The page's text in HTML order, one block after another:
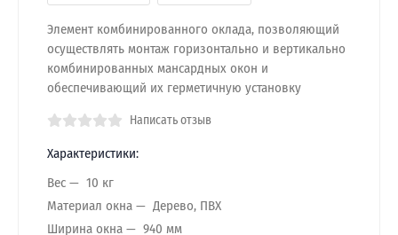
Элемент комбинированного оклада, позволяющий
осуществлять монтаж горизонтально и вертикально
комбинированных мансардных окон и
обеспечивающий их герметичную установку
Написать отзыв
Характеристики:
Вес
10 кг
Материал окна
Дерево, ПВХ
Ширина окна
940 мм